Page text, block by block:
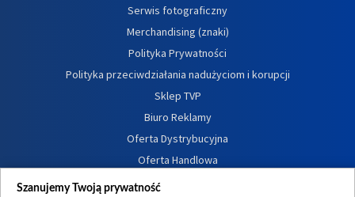
Serwis fotograficzny
Merchandising (znaki)
Polityka Prywatności
Polityka przeciwdziałania nadużyciom i korupcji
Sklep TVP
Biuro Reklamy
Oferta Dystrybucyjna
Oferta Handlowa
Dostępność
Szanujemy Twoją prywatność